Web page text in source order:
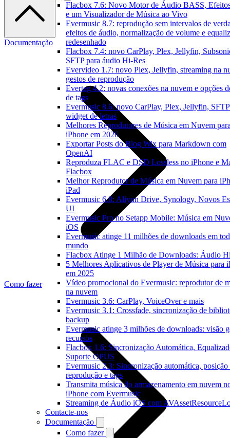
Flacbox 7.6: Novo Motor de Áudio BASS,
e um Visualizador de Música ao Vivo
Evermusic 8.7: reprodução sem intervalos de
efeitos de áudio, normalização de volume e
redesenhado
Flacbox 7.4: novo CarPlay, Plex, Jellyfin,
SFTP para áudio Hi-Res
Evervideo 1.7: novo Plex, Jellyfin, streaming na
gestos de reprodução
Evertag 4.2: novas conexões na nuvem e opções
de tags
Evermusic 8.6: novo CarPlay, Plex, Jellyfin,
widget de letras
Melhores Reprodutores de Música em Nuvem
iPhone em 2026
Exportar Posts do Blog Wix para Markdown com
OpenAI
Reproduza FLAC e DSD Lossless no iPhone e
Flacbox
Melhor Reprodutor de Música em Nuvem para
iPad
Evermusic 6.8: Aliyun Drive, Synology, Novos
UI
Evermusic Pro no Setapp Mobile: Música em
iOS
Evermusic atinge 11 milhões de downloads em
mundo
Flacbox Atinge 1 Milhão de Downloads: Áudio
5 Melhores Aplicativos de Player de Música para
em 2025
Vídeo promocional do Evermusic: reprodutor de
na nuvem
Evermusic 3.6: CarPlay, VoiceOver e mais
Evermusic 3.1: Crossfade, sincronização de
backup
Evermusic atinge 3 milhões de downloads: visão
recursos
Flacbox 1.6: Sincronização Automática,
Suporte OPUS
Evermusic 2.3: Sincronização automática, posição
reprodução e tags
Transmita música do armazenamento em nuvem
iPhone com Evermusic
Streaming de Áudio iOS com
Contacte-nos
Documentação
Como fazer
Documentação
Como fazer